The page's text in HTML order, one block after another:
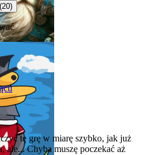
(20)
tę grę w miarę szybko, jak już
ale... Chyba muszę poczekać aż